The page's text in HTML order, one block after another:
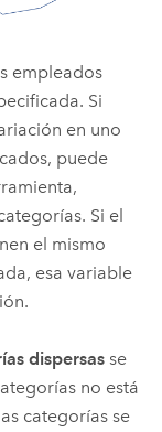
empleados
Si
en uno
puede
Si el
el mismo
esa variable
dispersas se
no está
categorías se